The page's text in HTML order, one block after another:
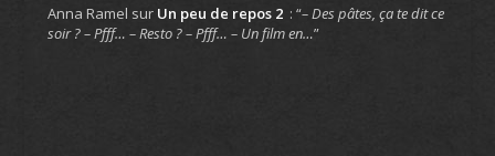
Anna Ramel sur Un peu de repos 2 : “– Des pâtes, ça te dit ce
soir ? – Pfff… – Resto ? – Pfff… – Un film en…”